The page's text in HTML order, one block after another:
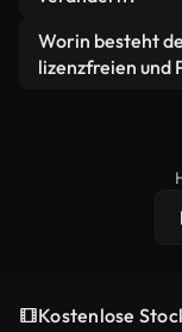
Videomaterial.
Ja. Sie dürfen
bearbeiten
Worin besteht
lizenzfreien und
erweiterten
Kostenlose